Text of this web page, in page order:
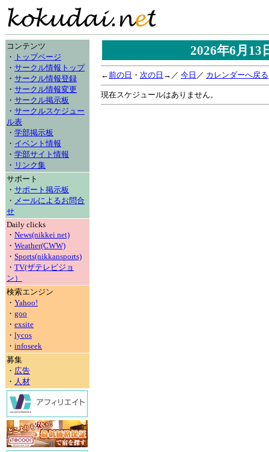
コンテンツ
・ トップページ
・ サークル情報トップ
・ サークル情報登録
・ サークル情報変更
・ サークル掲示板
・ サークルスケジュー
ル表
・ 学部掲示板
・ イベント情報
・ 学部サイト情報
・ リンク集
サポート
・ サポート掲示板
・ メールによるお問合
せ
Daily clicks
・ News(nikkei net)
・ Weather(CWW)
・ Sports(nikkansports)
・ TV(ザテレビジョ
ン）
検索エンジン
・ Yahoo!
・ goo
・ exsite
・ lycos
・ infoseek
募集
・ 広告
・ 人材
2026年6月
←前の日 ・ 次の日 →／ 今日 ／ カレンダーへ戻る
現在スケジュールはありません。